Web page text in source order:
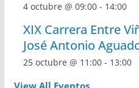
4 octubre @ 09:00- 14:00
XIX Carrera Entre
José Antonio
25 octubre @ 11:00- 13:00
View All Eventos